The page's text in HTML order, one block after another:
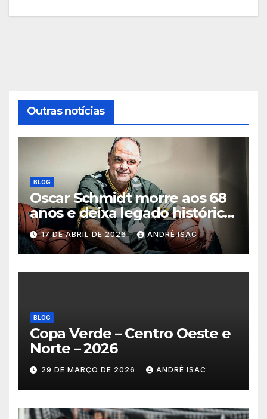
Outras notícias
BLOG
Oscar Schmidt morre aos 68
anos e deixa legado histórico
no basquete mundial
17 DE ABRIL DE 2026 ANDRÉ ISAC
BLOG
Copa Verde – Centro Oeste e
Norte – 2026
29 DE MARÇO DE 2026 ANDRÉ ISAC